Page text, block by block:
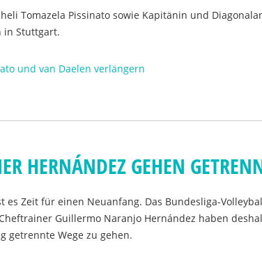
Tomazela Pissinato sowie Kapitänin und
in Stuttgart.
und van Daelen verlängern
HERNÁNDEZ GEHEN
es Zeit für einen Neuanfang. Das Bundesliga-
Guillermo Naranjo Hernández haben
getrennte Wege zu gehen.